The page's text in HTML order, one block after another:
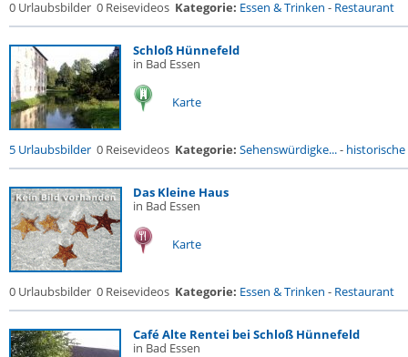
0 Urlaubsbilder 0 Reisevideos Kategorie: Essen & Trinken - Restaurant
Schloß Hünnefeld
in Bad Essen
Karte
5 Urlaubsbilder 0 Reisevideos Kategorie: Sehenswürdigke...- historische
Das Kleine Haus
in Bad Essen
Karte
0 Urlaubsbilder 0 Reisevideos Kategorie: Essen & Trinken - Restaurant
Café Alte Rentei bei Schloß Hünnefeld
in Bad Essen